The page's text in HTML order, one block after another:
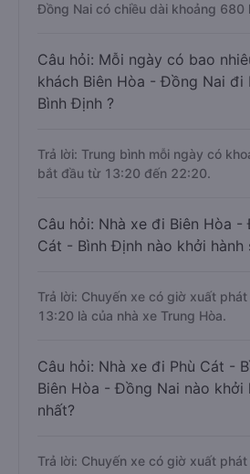
Đồng Nai có chiều dài khoảng 680
Câu hỏi: Mỗi ngày có bao
khách Biên Hòa - Đồng Nai đi
Bình Định ?
Trả lời: Trung bình mỗi ngày có
bắt đầu từ 13:20 đến 22:20.
Câu hỏi: Nhà xe đi Biên Hòa -
Cát - Bình Định nào khởi hành
Trả lời: Chuyến xe có giờ xuất
13:20 là của nhà xe Trung Hòa.
Câu hỏi: Nhà xe đi Phù Cát -
Biên Hòa - Đồng Nai nào khởi
nhất?
Trả lời: Chuyến xe có giờ xuất